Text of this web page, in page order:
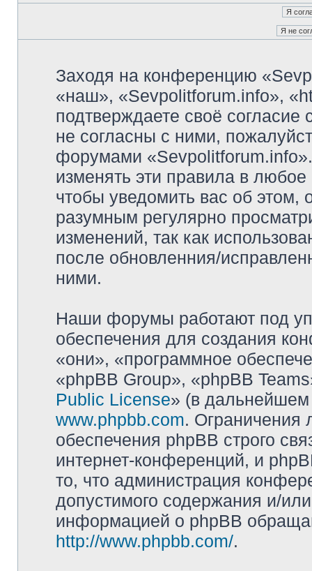
Заходя на конференцию
«наш», «Sevpolitforum.info»,
подтверждаете своё
не согласны с ними,
форумами
изменять эти правила в
чтобы уведомить вас об
разумным регулярно
изменений, так как
после обновленния/
ними.
Наши форумы работают под
обеспечения для создания
«они», «программное
«phpBB Group», «phpBB
Public License» (в дальнейшем
www.phpbb.com. Ограничения
обеспечения phpBB строго
интернет-конференций, и
то, что администрация
допустимого содержания и/
информацией о phpBB
http://www.phpbb.com/.